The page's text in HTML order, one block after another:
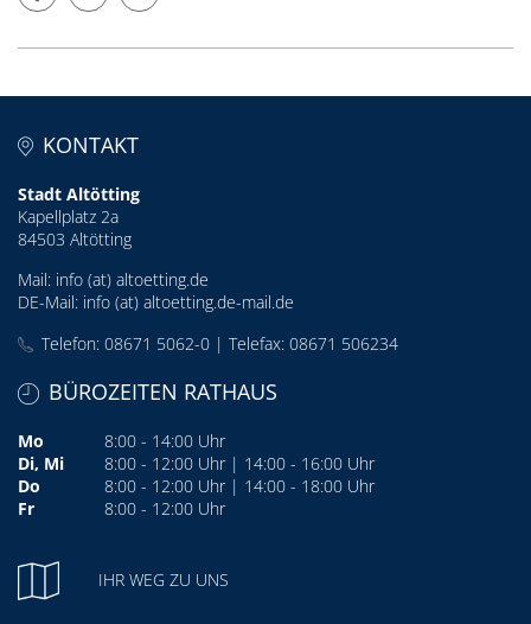
KONTAKT
Stadt Altötting
Kapellplatz 2a
84503 Altötting
Mail: info (at) altoetting.de
DE-Mail: info (at) altoetting.de-mail.de
Telefon: 08671 5062-0 | Telefax: 08671 506234
BÜROZEITEN RATHAUS
Mo
8:00 - 14:00 Uhr
Di, Mi
8:00 - 12:00 Uhr | 14:00 - 16:00 Uhr
Do
8:00 - 12:00 Uhr | 14:00 - 18:00 Uhr
Fr
8:00 - 12:00 Uhr
IHR WEG ZU UNS